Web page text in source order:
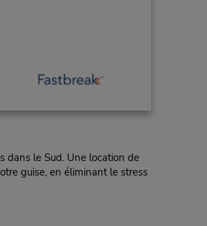
dans le Sud. Une location de
guise, en éliminant le stress